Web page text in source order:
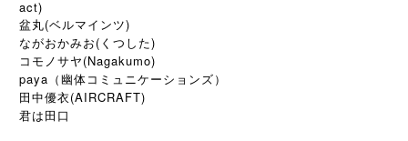
act)
盆丸(ベルマインツ)
ながおかみお(くつした)
コモノサヤ(Nagakumo)
paya（幽体コミュニケーションズ）
田中優衣(AIRCRAFT)
君は田口